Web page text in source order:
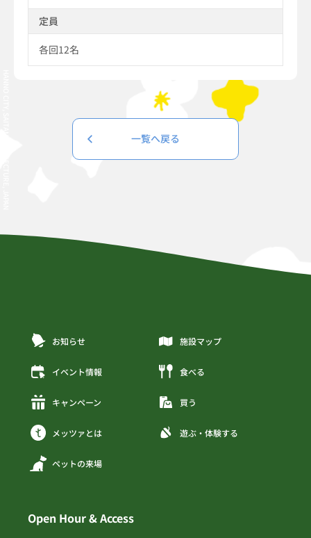
定員
各回12名
一覧へ戻る
お知らせ
イベント情報
キャンペーン
メッツァとは
ペットの来場
施設マップ
食べる
買う
遊ぶ・体験する
Open Hour & Access